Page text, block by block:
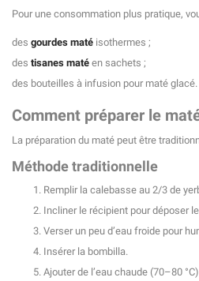
Pour une consommation plus pratique,
des gourdes maté isothermes ;
des tisanes maté en sachets ;
des bouteilles à infusion pour maté glacé.
Comment préparer le
La préparation du maté peut être
Méthode traditionnelle
Remplir la calebasse au 2/3 de
Incliner le récipient pour déposer
Verser un peu d’eau froide pour
Insérer la bombilla.
Ajouter de l’eau chaude (70–80